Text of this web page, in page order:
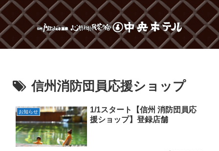
信州消防団員応援ショップ
お知らせ
1/1スタート【信州 消防団員応
援ショップ】登録店舗